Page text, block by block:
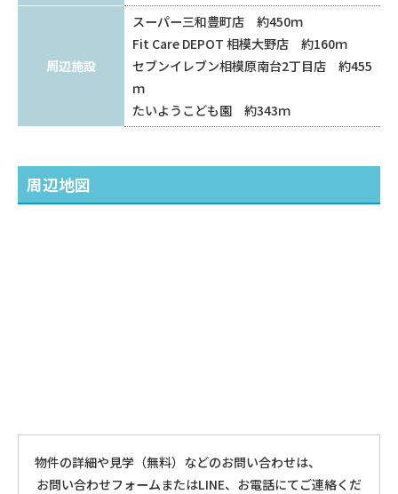
周辺施設
スーパー三和豊町店 約450ｍ
Fit Care DEPOT 相模大野店 約160ｍ
セブンイレブン相模原南台2丁目店 約455
ｍ
たいようこども園 約343ｍ
周辺地図
物件の詳細や見学（無料）などのお問い合わせは、
お問い合わせフォームまたはLINE、お電話にてご連絡くだ